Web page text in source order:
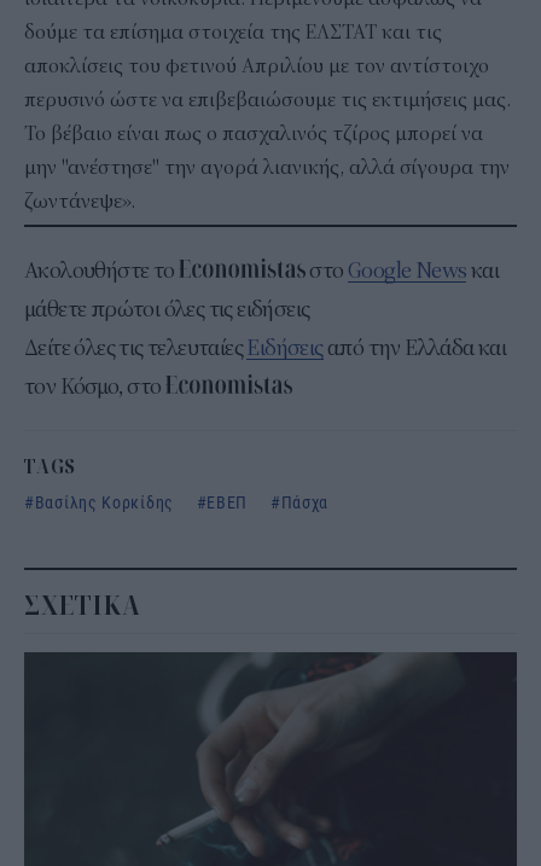
δούμε τα επίσημα στοιχεία της ΕΛΣΤΑΤ και τις
αποκλίσεις του φετινού Απριλίου με τον αντίστοιχο
περυσινό ώστε να επιβεβαιώσουμε τις εκτιμήσεις μας.
Το βέβαιο είναι πως ο πασχαλινός τζίρος μπορεί να
μην "ανέστησε" την αγορά λιανικής, αλλά σίγουρα την
ζωντάνεψε».
Ακολουθήστε το στο Google Newsκαι
μάθετε πρώτοι όλες τις ειδήσεις
Δείτε όλες τις τελευταίεςΕιδήσειςαπό την Ελλάδα και
τον Κόσμο, στο
TAGS
Βασίλης Κορκίδης
ΕΒΕΠ Πάσχα
ΣΧΕΤΙΚΑ